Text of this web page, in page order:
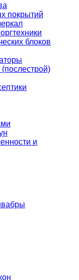
покрытий
блоков
и